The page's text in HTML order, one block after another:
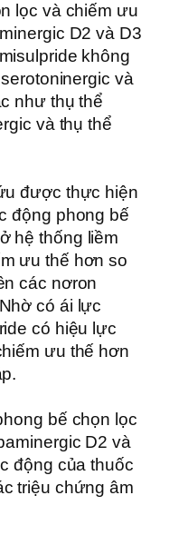
lọc và chiếm ưu
D2 và D3
không
và
như thụ thể
và thụ thể
được thực hiện
động phong bế
hệ thống liềm
ưu thế hơn so
các nơron
có ái lực
có hiệu lực
ưu thế hơn
bế chọn lọc
D2 và
động của thuốc
triệu chứng âm